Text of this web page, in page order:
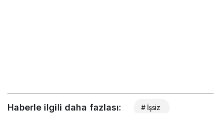
Haberle ilgili daha fazlası: # İşsiz